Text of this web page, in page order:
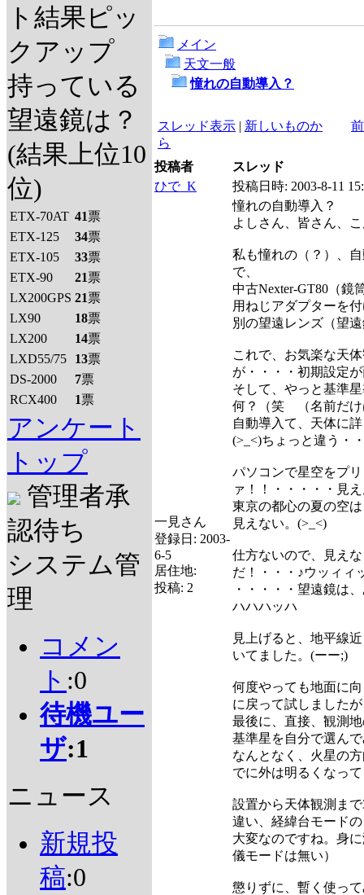
ト結果ピッ
クアップ
持っている
望遠鏡は？
(結果上位10
位)
ETX-70AT 41票
ETX-125
34票
ETX-105
33票
ETX-90
21票
LX200GPS 21票
LX90
18票
LX200
14票
LXD55/75
13票
DS-2000
7票
RCX400
1票
アンケート
トップ
管理者承
認待ち
システム管
理
コメン
ト :0
待機ユー
ザ:1
ニュース
新規投
稿:0
メイン
天文一般
憧れの自動導入？
スレッド表示 | 新しいものか
ら
投稿者
スレッド
ひで_K
投稿日時: 2003-8-11
一見さん
登録日: 2003-
6-5
居住地:
投稿: 2
憧れの自動導入？
よしさん、皆さん、
私も憧れの（？）、
で、
中古Nexter-GT80（鏡
用ねじアダプターを
別の望遠レンズ（望
これで、お気楽な天
が・・・・初期設定
そして、やっと基準
何？（笑 （名前だけ
自動導入て、天体に
(>_<)ちょっと違う・
パソコンで星空をプ
ァ！！・・・・・見
東京の都心の夏の空
見えない。(>_<)
仕方ないので、見え
だ！・・・♪ウッィィ
・・・・・望遠鏡は
ハハハッハ
見上げると、地平線
いてました。(ーー;)
何度やっても地面に
に戻って試しました
最後に、直接、観測
基準星を自分で選ん
なんとなく、火星の
でに外は明るくなっ
設置から天体観測ま
違い、経緯台モード
大変なのですね。身
儀モードは無い）
懲りずに、暫く使っ